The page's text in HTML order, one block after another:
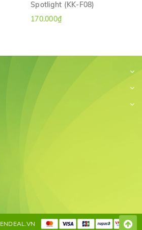
Spotlight (KK-F08)
170.000₫